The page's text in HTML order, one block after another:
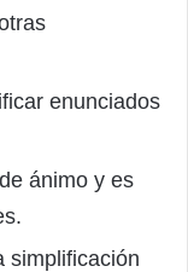
enunciados
ánimo y es
simplificación